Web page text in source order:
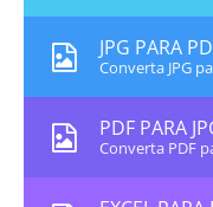
JPG PARA
Converta JPG
PDF PARA
Converta PDF